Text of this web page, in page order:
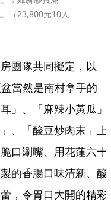
（23,800元10人
團隊共同擬定，以
當然是南村拿手的
」、「麻辣小黃瓜」
、「酸豆炒肉末」上
口涮嘴、用花蓮六十
的香腸口味清新、酸
，令胃口大開的精彩